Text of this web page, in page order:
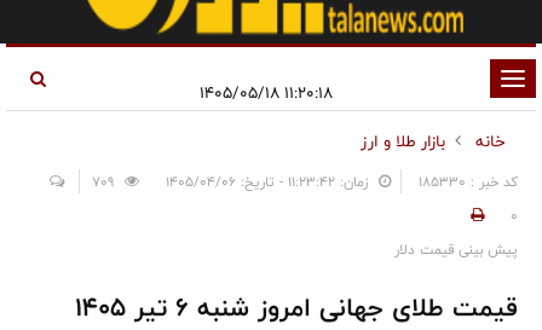
تغییر
وضعیت
ناوبری
۱۱:۲۰:۱۸ ۱۴۰۵/۰۵/۱۸
خانه
بازار طلا و ارز
کد خبر : 185330 زمان: ۱۱:۲۳:۴۲ - تاریخ: ۱۴۰۵/۰۴/۰۶
0
پیش بینی قیمت دلار
قیمت طلای جهانی امروز شنبه ۶ تیر ۱۴۰۵